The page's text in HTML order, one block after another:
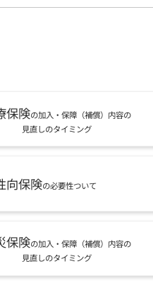
保険の加入・保障（補償）内容の
見直しのタイミング
向保険の必要性ついて
保険の加入・保障（補償）内容の
見直しのタイミング